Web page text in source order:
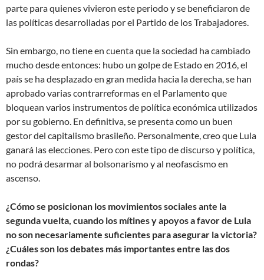
parte para quienes vivieron este periodo y se beneficiaron de
las políticas desarrolladas por el Partido de los Trabajadores.
Sin embargo, no tiene en cuenta que la sociedad ha cambiado
mucho desde entonces: hubo un golpe de Estado en 2016, el
país se ha desplazado en gran medida hacia la derecha, se han
aprobado varias contrarreformas en el Parlamento que
bloquean varios instrumentos de política económica utilizados
por su gobierno. En definitiva, se presenta como un buen
gestor del capitalismo brasileño. Personalmente, creo que Lula
ganará las elecciones. Pero con este tipo de discurso y política,
no podrá desarmar al bolsonarismo y al neofascismo en
ascenso.
¿Cómo se posicionan los movimientos sociales ante la
segunda vuelta, cuando los mítines y apoyos a favor de Lula
no son necesariamente suficientes para asegurar la victoria?
¿Cuáles son los debates más importantes entre las dos
rondas?